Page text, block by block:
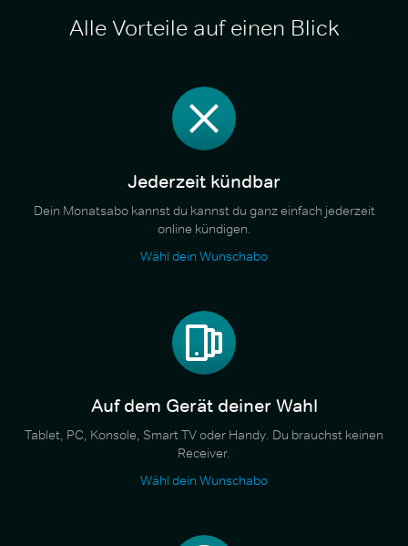
Alle Vorteile auf einen Blick
Jederzeit kündbar
Dein Monatsabo kannst du kannst du ganz einfach jederzeit
online kündigen.
Wähl dein Wunschabo
Auf dem Gerät deiner Wahl
Tablet, PC, Konsole, Smart TV oder Handy. Du brauchst keinen
Receiver.
Wähl dein Wunschabo